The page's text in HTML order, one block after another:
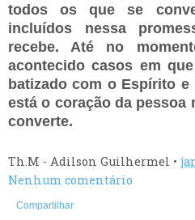
todos os que se
incluídos nessa
recebe. Até no
acontecido casos em
batizado com o Espírito
está o coração da pessoa
converte.
Th.M - Adilson Guilhermel •
Nenhum comentário
Compartilhar